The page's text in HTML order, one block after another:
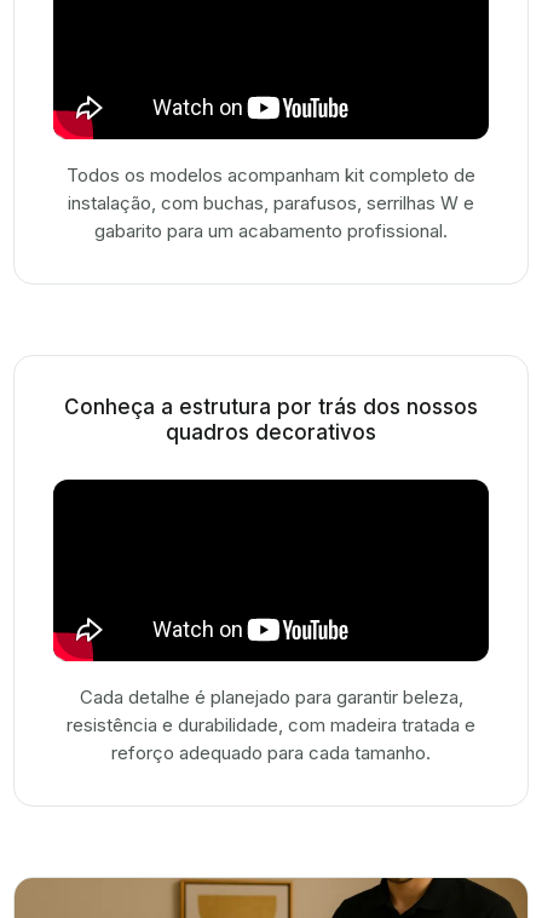
Todos os modelos acompanham kit completo de
instalação, com buchas, parafusos, serrilhas W e
gabarito para um acabamento profissional.
Conheça a estrutura por trás dos nossos
quadros decorativos
Cada detalhe é planejado para garantir beleza,
resistência e durabilidade, com madeira tratada e
reforço adequado para cada tamanho.